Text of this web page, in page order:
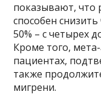
показывают, что
способен
50% – с четырех
Кроме того,
пациентах,
также
мигрени.